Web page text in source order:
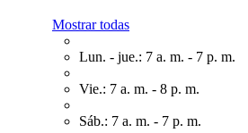
Mostrar todas
Lun. - jue.: 7 a. m. - 7 p. m.
Vie.: 7 a. m. - 8 p. m.
Sáb.: 7 a. m. - 7 p. m.